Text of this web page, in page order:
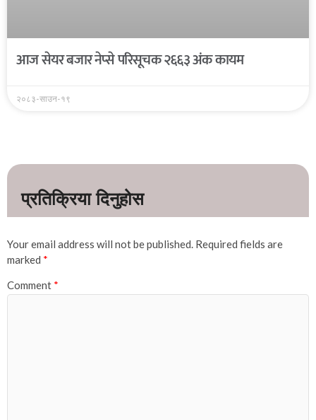
आज सेयर बजार नेप्से परिसूचक २६६३ अंक कायम
२०८३-साउन-१९
Your email address will not be published. Required fields are
marked *
Comment *